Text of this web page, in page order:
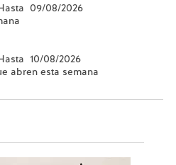
09/08/2026
10/08/2026
abren esta semana